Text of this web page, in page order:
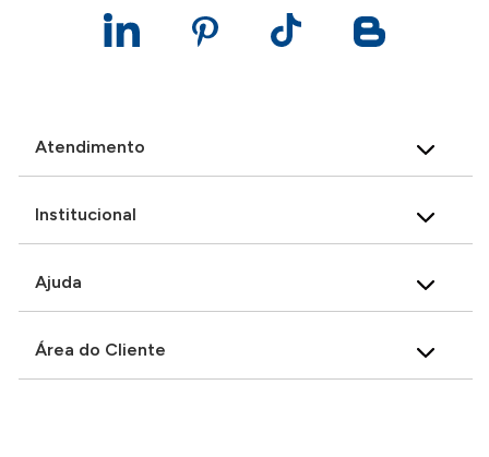
Atendimento
Institucional
Ajuda
Área do Cliente